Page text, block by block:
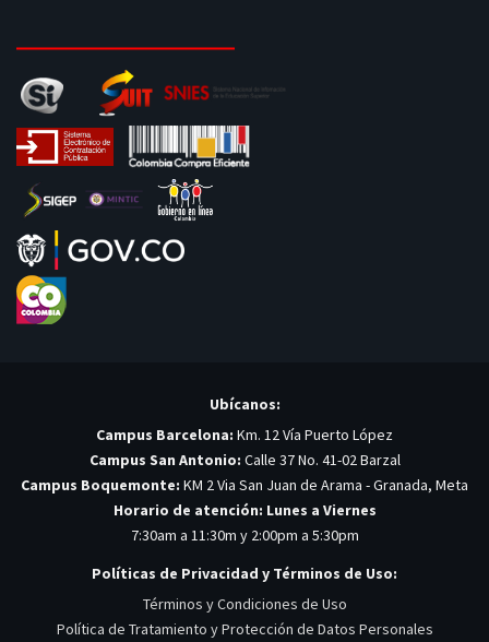
Ubícanos:
Campus Barcelona: Km. 12 Vía Puerto López
Campus San Antonio: Calle 37 No. 41-02 Barzal
Campus Boquemonte: KM 2 Via San Juan de Arama - Granada, Meta
Horario de atención: Lunes a Viernes
7:30am a 11:30m y 2:00pm a 5:30pm
Políticas de Privacidad y Términos de Uso:
Términos y Condiciones de Uso
Política de Tratamiento y Protección de Datos Personales